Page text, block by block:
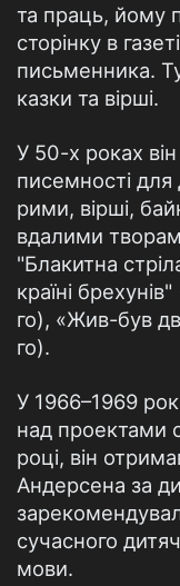
та праць, йому
сторінку в
письменника.
казки та вірші.
У 50-х роках
писемності для
рими, вірші,
вдалими
"Блакитна
країні
го), «Жив-був
го).
У 1966–1969
над проектами
році, він
Андерсена за
сучасного
мови.